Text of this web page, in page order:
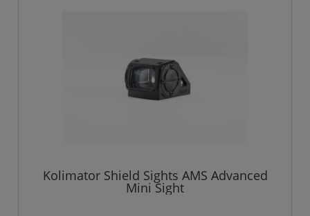
Kolimator Shield Sights AMS Advanced
Mini Sight